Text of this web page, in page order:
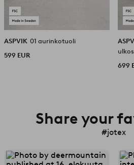
ASPVIK 01 aurinkotuoli
599 EUR
699
Share your
#jotex